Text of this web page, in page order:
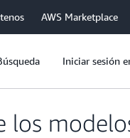
AWS Marketplace
Iniciar sesión
los